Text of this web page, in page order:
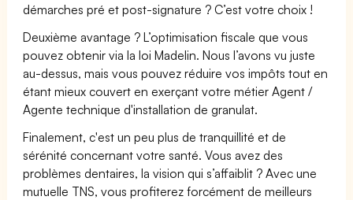
démarches pré et post-signature ? C’est votre choix !
Deuxième avantage ? L’optimisation fiscale que vous
pouvez obtenir via la loi Madelin. Nous l’avons vu juste
au-dessus, mais vous pouvez réduire vos impôts tout en
étant mieux couvert en exerçant votre métier Agent /
Agente technique d'installation de granulat.
Finalement, c'est un peu plus de tranquillité et de
sérénité concernant votre santé. Vous avez des
problèmes dentaires, la vision qui s’affaiblit ? Avec une
mutuelle TNS, vous profiterez forcément de meilleurs